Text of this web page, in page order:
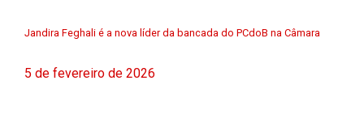
Jandira Feghali é a nova líder da bancada do PCdoB na Câmara
5 de fevereiro de 2026